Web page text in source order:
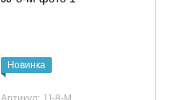
Новинка